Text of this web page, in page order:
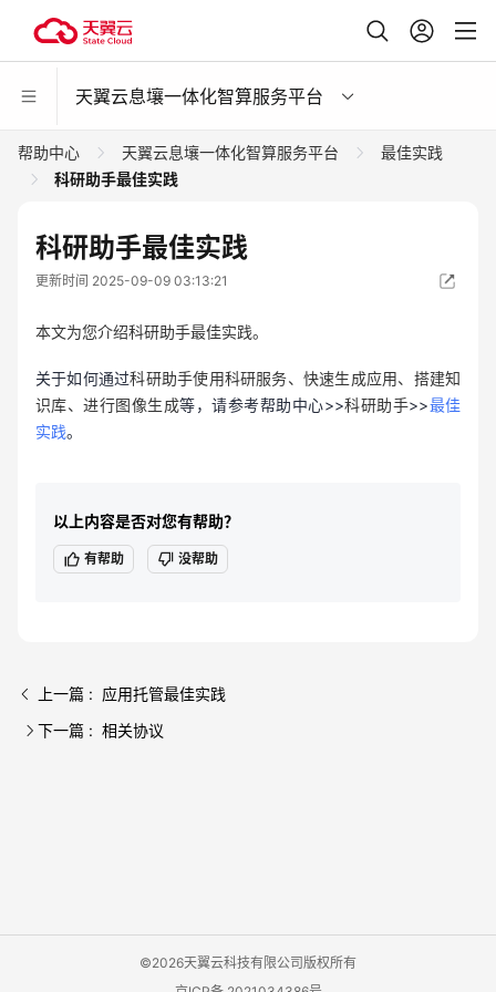
天翼云息壤一体化智算服务平台
帮助中心 天翼云息壤一体化智算服务平台
最佳实践
科研助手最佳实践
科研助手最佳实践
更新时间 2025-09-09 03:13:21
本文为您介绍科研助手最佳实践。
关于如何通过科研助手使用科研服务、快速生成应用、搭建知
识库、进行图像生成等，请参考帮助中心>>科研助手>>最佳
实践。
以上内容是否对您有帮助？
有帮助 没帮助
上一篇 : 应用托管最佳实践
下一篇 : 相关协议
©2026天翼云科技有限公司版权所有